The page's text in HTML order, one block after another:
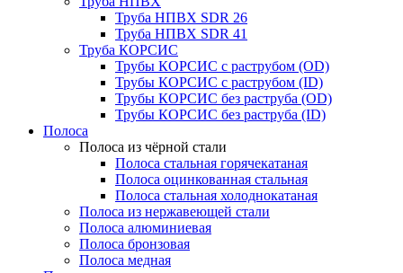
Труба НПВХ SDR 26
Труба НПВХ SDR 41
Труба КОРСИС
Трубы КОРСИС с раструбом (OD)
Трубы КОРСИС с раструбом (ID)
Трубы КОРСИС без раструба (OD)
Трубы КОРСИС без раструба (ID)
Полоса
Полоса из чёрной стали
Полоса стальная горячекатаная
Полоса оцинкованная стальная
Полоса стальная холоднокатаная
Полоса из нержавеющей стали
Полоса алюминиевая
Полоса бронзовая
Полоса медная